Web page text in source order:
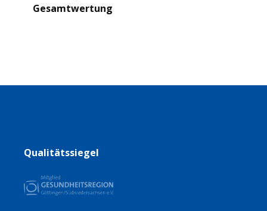
Gesamtwertung
Qualitätssiegel